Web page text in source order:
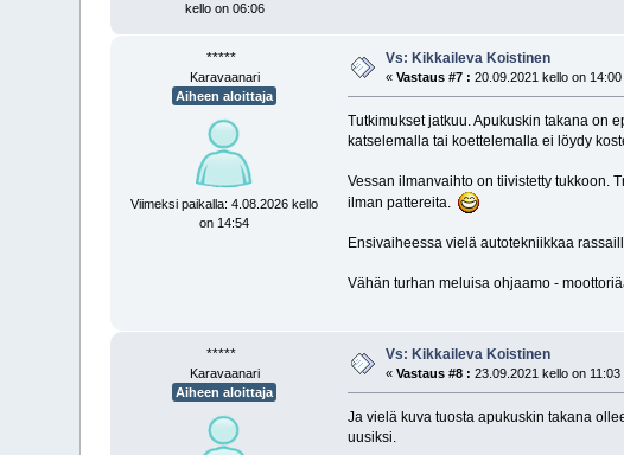
kello on 06:06
*****
Karavaanari
Aiheen aloittaja
Viimeksi paikalla: 4.08.2026 kello
on 14:54
Vs: Kikkaileva Koistinen
«Vastaus #7 : 20.09.2021 kello on 14:00
Tutkimukset jatkuu. Apukuskin takana on
katselemalla tai koettelemalla ei löydy
Vessan ilmanvaihto on tiivistetty tukkoon.
ilman pattereita.
Ensivaiheessa vielä autotekniikkaa
Vähän turhan meluisa ohjaamo -
*****
Karavaanari
Aiheen aloittaja
Vs: Kikkaileva Koistinen
«Vastaus #8 : 23.09.2021 kello on 11:03
Ja vielä kuva tuosta apukuskin takana
uusiksi.